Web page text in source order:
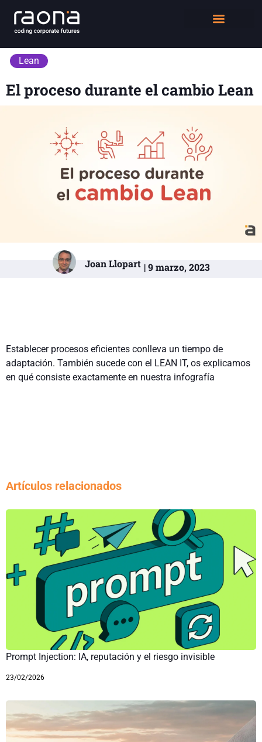
Lean
El proceso durante el cambio Lean
Joan Llopart | 9 marzo, 2023
Establecer procesos eficientes conlleva un tiempo de
adaptación. También sucede con el LEAN IT, os explicamos
en qué consiste exactamente en nuestra infografía
Artículos relacionados
Prompt Injection: IA, reputación y el riesgo invisible
23/02/2026